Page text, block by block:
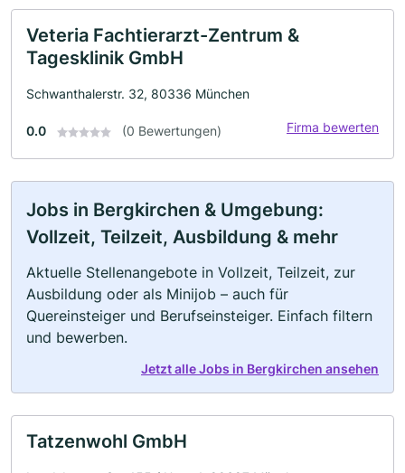
Veteria Fachtierarzt-Zentrum &
Tagesklinik GmbH
Schwanthalerstr. 32, 80336 München
0.0 (0 Bewertungen) Firma bewerten
Jobs in Bergkirchen & Umgebung:
Vollzeit, Teilzeit, Ausbildung & mehr
Aktuelle Stellenangebote in Vollzeit, Teilzeit, zur
Ausbildung oder als Minijob – auch für
Quereinsteiger und Berufseinsteiger. Einfach filtern
und bewerben.
Jetzt alle Jobs in Bergkirchen ansehen
Tatzenwohl GmbH